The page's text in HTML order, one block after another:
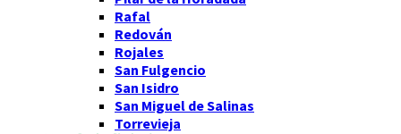
Rafal
Redován
Rojales
San Fulgencio
San Isidro
San Miguel de Salinas
Torrevieja